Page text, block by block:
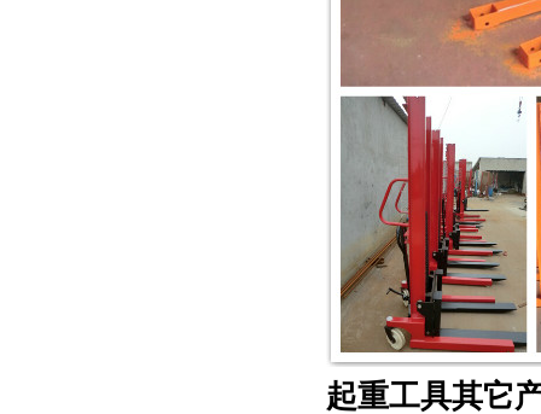
起重工具其它